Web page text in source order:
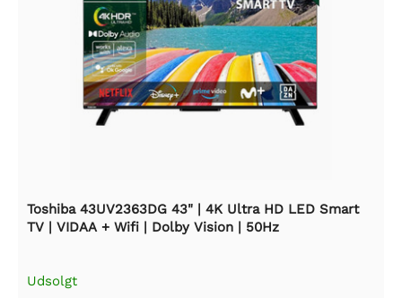
Toshiba 43UV2363DG 43" | 4K Ultra HD LED Smart
TV | VIDAA + Wifi | Dolby Vision | 50Hz
Udsolgt